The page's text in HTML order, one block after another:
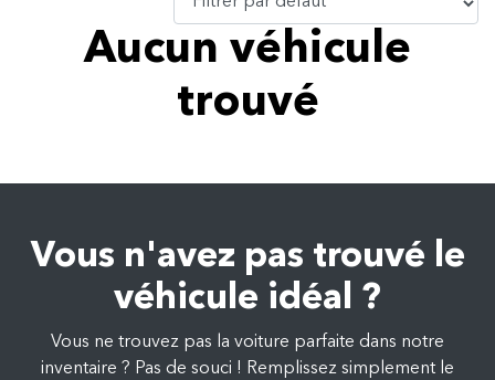
Aucun véhicule
trouvé
Vous n'avez pas trouvé le
véhicule idéal ?
Vous ne trouvez pas la voiture parfaite dans notre
inventaire ? Pas de souci ! Remplissez simplement le